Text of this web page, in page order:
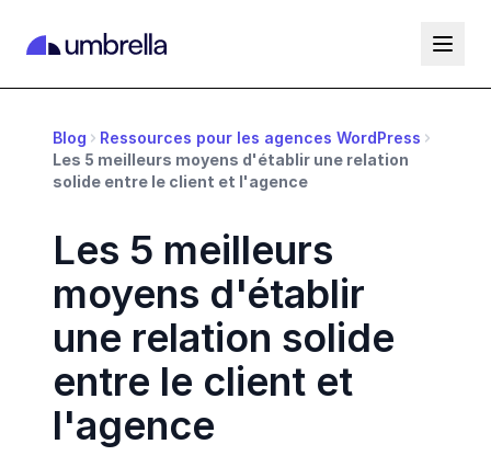
Blog
Ressources pour les agences WordPress
Les 5 meilleurs moyens d'établir une relation
solide entre le client et l'agence
Les 5 meilleurs
moyens d'établir
une relation solide
entre le client et
l'agence